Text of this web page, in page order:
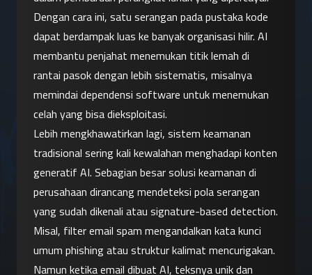
Dengan cara ini, satu serangan pada pustaka kode
dapat berdampak luas ke banyak organisasi hilir. AI
membantu penjahat menemukan titik lemah di
rantai pasok dengan lebih sistematis, misalnya
memindai dependensi software untuk menemukan
celah yang bisa dieksploitasi.
Lebih mengkhawatirkan lagi, sistem keamanan
tradisional sering kali kewalahan menghadapi konten
generatif AI. Sebagian besar solusi keamanan di
perusahaan dirancang mendeteksi pola serangan
yang sudah dikenali atau signature-based detection.
Misal, filter email spam mengandalkan kata kunci
umum phishing atau struktur kalimat mencurigakan.
Namun ketika email dibuat AI, teksnya unik dan